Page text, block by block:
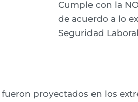
Cumple con la
de acuerdo a lo
Seguridad
proyectados en los